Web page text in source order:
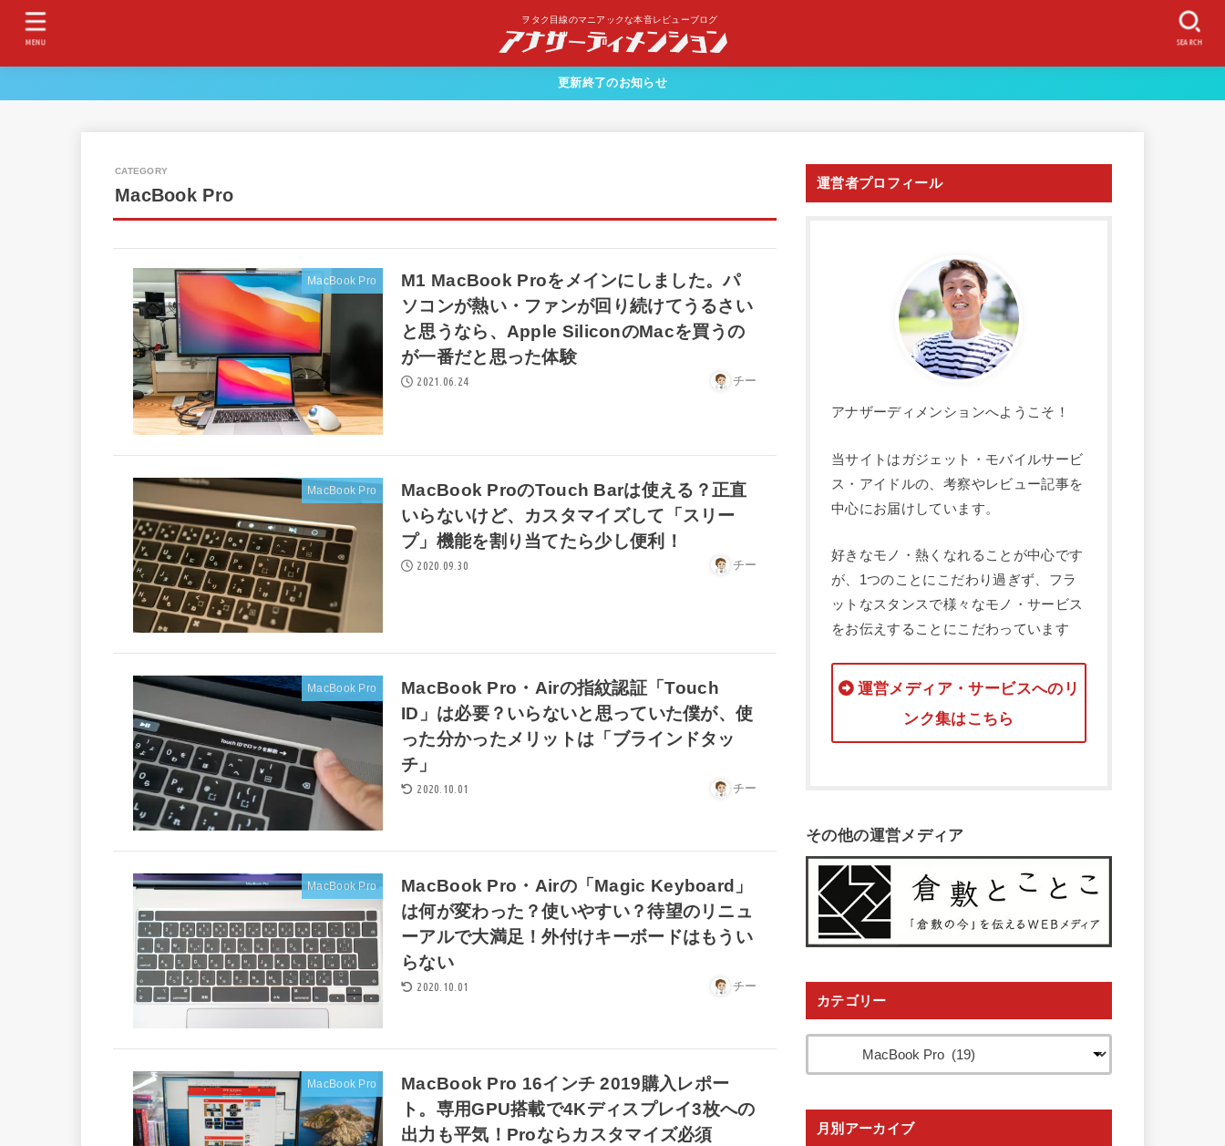
ヲタク目線のマニアックな本音レビューブログ
SEARCH
MENU
更新終了のお知らせ
MacBook Pro
MacBook Pro
M1 MacBook Proをメインにしました。パ
ソコンが熱い・ファンが回り続けてうるさい
と思うなら、Apple SiliconのMacを買うの
が一番だと思った体験
2021.06.24 チー
MacBook Pro
MacBook ProのTouch Barは使える？正直
いらないけど、カスタマイズして「スリー
プ」機能を割り当てたら少し便利！
2020.09.30 チー
MacBook Pro
MacBook Pro・Airの指紋認証「Touch
ID」は必要？いらないと思っていた僕が、使
った分かったメリットは「ブラインドタッ
チ」
2020.10.01 チー
MacBook Pro
MacBook Pro・Airの「Magic Keyboard」
は何が変わった？使いやすい？待望のリニュ
ーアルで大満足！外付けキーボードはもうい
らない
2020.10.01 チー
MacBook Pro
MacBook Pro 16インチ 2019購入レポー
ト。専用GPU搭載で4Kディスプレイ3枚への
出力も平気！Proならカスタマイズ必須
運営者プロフィール
アナザーディメンションへようこそ！
当サイトはガジェット・モバイルサービ
ス・アイドルの、考察やレビュー記事を
中心にお届けしています。
好きなモノ・熱くなれることが中心です
が、1つのことにこだわり過ぎず、フラ
ットなスタンスで様々なモノ・サービス
をお伝えすることにこだわっています
運営メディア・サービスへのリ
ンク集はこちら
その他の運営メディア
カテゴリー
月別アーカイブ